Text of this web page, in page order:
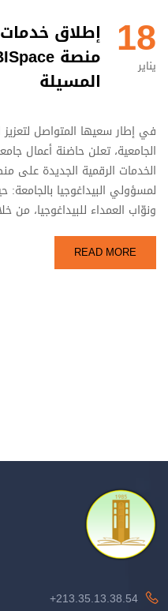
18
يناير
إطلاق
المسيلة
في إطار سعيها المتواصل
الجامعية، تعلن حاضنة أعمال
لمسؤولي البيداغوجيا
ونوّاب العمداء للبيداغوجيا، من
READ MORE
213.35.13.38.54+